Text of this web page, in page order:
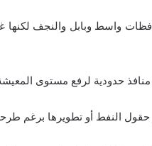
واسط وبابل والنجف
حدودية لرفع مستوى المعيشة
النفط أو تطويرها برغم